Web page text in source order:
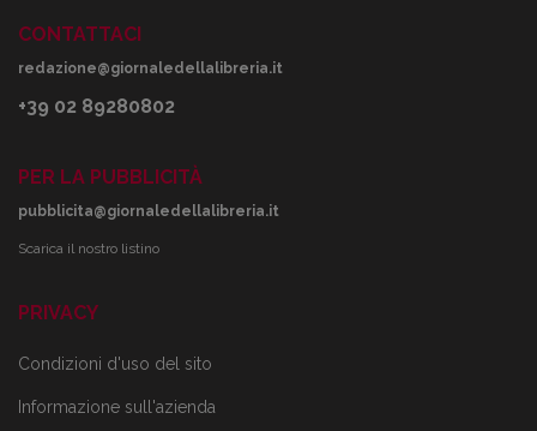
CONTATTACI
redazione@giornaledellalibreria.it
+39 02 89280802
PER LA PUBBLICITÀ
pubblicita@giornaledellalibreria.it
Scarica il nostro listino
PRIVACY
Condizioni d'uso del sito
Informazione sull'azienda